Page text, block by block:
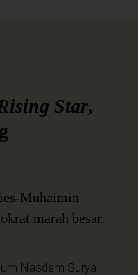
Star,
Muhaimin
marah besar.
Nasdem Surya